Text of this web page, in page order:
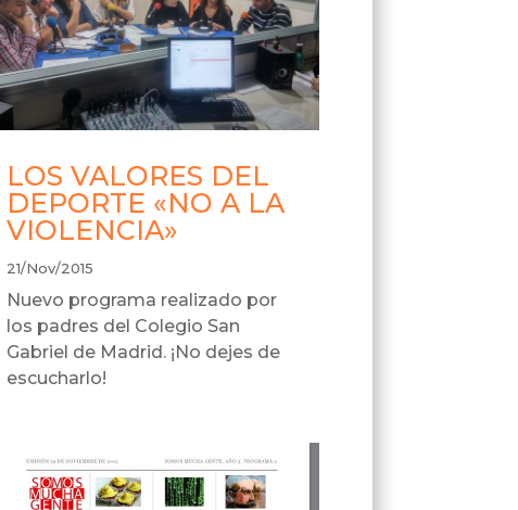
LOS VALORES DEL
DEPORTE «NO A LA
VIOLENCIA»
21/Nov/2015
Nuevo programa realizado por
los padres del Colegio San
Gabriel de Madrid. ¡No dejes de
escucharlo!